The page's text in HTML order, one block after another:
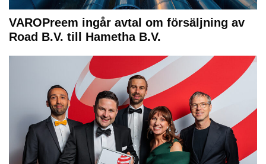
VAROPreem ingår avtal om försäljning av
Road B.V. till Hametha B.V.